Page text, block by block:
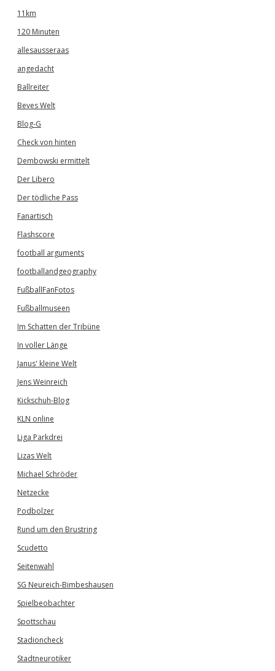
11km
120 Minuten
allesausseraas
angedacht
Ballreiter
Beves Welt
Blog-G
Check von hinten
Dembowski ermittelt
Der Libero
Der tödliche Pass
Fanartisch
Flashscore
football arguments
footballandgeography
FußballFanFotos
Fußballmuseen
Im Schatten der Tribüne
In voller Länge
Janus' kleine Welt
Jens Weinreich
Kickschuh-Blog
KLN online
Liga Parkdrei
Lizas Welt
Michael Schröder
Netzecke
Podbolzer
Rund um den Brustring
Scudetto
Seitenwahl
SG Neureich-Bimbeshausen
Spielbeobachter
Spottschau
Stadioncheck
Stadtneurotiker